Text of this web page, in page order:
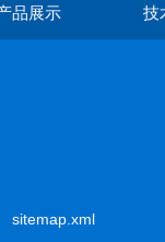
品展示 技
sitemap.xml